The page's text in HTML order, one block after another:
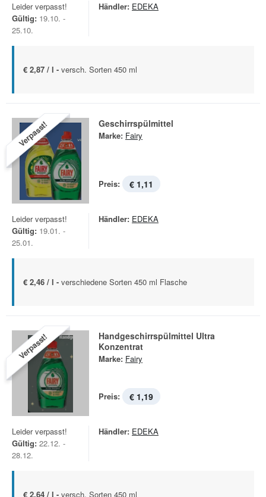
Leider verpasst!
Gültig: 19.10. -
25.10.
Händler: EDEKA
€ 2,87 / l - versch. Sorten 450 ml
Verpasst! Geschirrspülmittel
Marke: Fairy
Preis: € 1,11
Leider verpasst!
Gültig: 19.01. -
25.01.
Händler: EDEKA
€ 2,46 / l - verschiedene Sorten 450 ml Flasche
Verpasst!
Handgeschirrspülmittel Ultra
Konzentrat
Marke: Fairy
Preis: € 1,19
Leider verpasst!
Gültig: 22.12. -
28.12.
Händler: EDEKA
€ 2,64 / l - versch. Sorten 450 ml